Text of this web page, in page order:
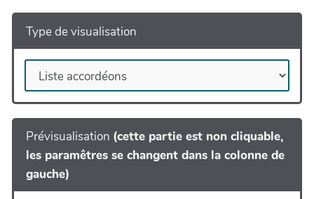
Type de visualisation
Prévisualisation (cette partie est non cliquable,
les paramêtres se changent dans la colonne de
gauche)